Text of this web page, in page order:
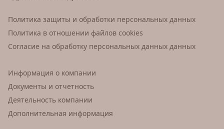
Политика защиты и обработки персональных данных
Политика в отношении файлов cookies
Согласие на обработку персональных данных данных
Информация о компании
Документы и отчетность
Деятельность компании
Дополнительная информация